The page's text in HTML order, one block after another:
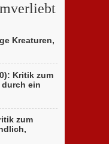
Kreaturen,
Kritik zum
ein
zum